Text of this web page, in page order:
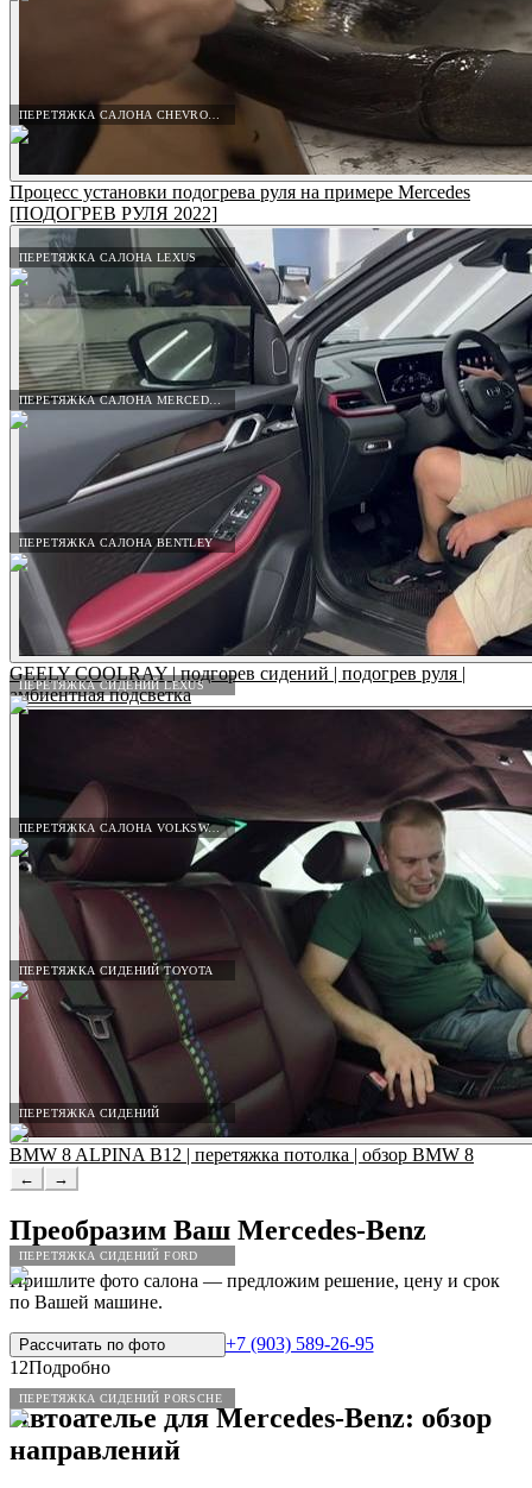
ПЕРЕТЯЖКА САЛОНА LEXUS
ПЕРЕТЯЖКА САЛОНА BENTLEY
ПЕРЕТЯЖКА СИДЕНИЙ LEXUS
ПЕРЕТЯЖКА САЛОНА VOLKSWAGEN
ПЕРЕТЯЖКА СИДЕНИЙ TOYOTA
ПЕРЕТЯЖКА СИДЕНИЙ
ПЕРЕТЯЖКА СИДЕНИЙ FORD
ПЕРЕТЯЖКА СИДЕНИЙ PORSCHE
Процесс установки подогрева руля на примере Mercedes
[ПОДОГРЕВ РУЛЯ 2022]
GEELY COOLRAY | подгорев сидений | подогрев руля |
амбиентная подсветка
BMW 8 ALPINA B12 | перетяжка потолка | обзор BMW 8
← →
Преобразим Ваш Mercedes-Benz
Пришлите фото салона — предложим решение, цену и срок
по Вашей машине.
Рассчитать по фото
+7 (903) 589-26-95
12Подробно
Автоателье дляMercedes-Benz: обзор
направлений